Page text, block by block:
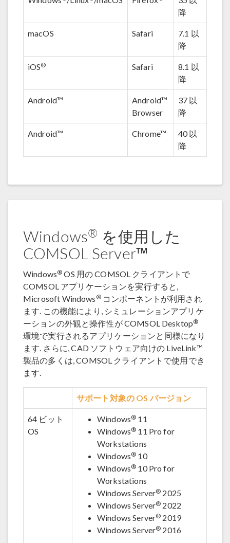
降
macOS Safari
7.1 以
降
iOS® Safari
8.1 以
降
Android™
Android™
Browser
37 以
降
Android™ Chrome™
40 以
降
Windows® を使用した
COMSOL Server™
Windows® OS 用の COMSOL クライアントで
COMSOL アプリケーションを実行すると,
Microsoft Windows ®コンポーネントが利用され
ます. この機能により, シミュレーションアプリケ
ーションの外観と操作性が COMSOL Desktop®
環境で実行されるアプリケーションと同様になり
ます. さらに, CAD ソフトウェア向けの LiveLink™
製品の多くは, COMSOL クライアントで使用でき
ます.
サポート対象の OS バージョン
64 ビット
OS
Windows® 11
Windows® 11 Pro for
Workstations
Windows® 10
Windows® 10 Pro for
Workstations
Windows Server® 2025
Windows Server® 2022
Windows Server® 2019
Windows Server® 2016